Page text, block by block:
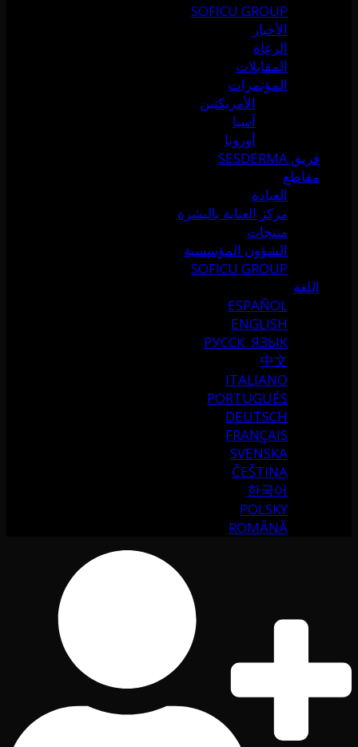
SOFICU GROUP
الأخبار
الرعاة
المقابلات
المؤتمرات
الأمريكتين
آسيا
أوروبا
فريق SESDERMA
مقاطع
العيادة
مركز العناية بالبشرة
منتجات
الشؤون المؤسسية
SOFICU GROUP
اللغة
ESPAÑOL
ENGLISH
РУССК. ЯЗЫК
中文
ITALIANO
PORTUGUÉS
DEUTSCH
FRANÇAIS
SVENSKA
ČEŠTINA
한국어
POLSKY
ROMÂNĂ